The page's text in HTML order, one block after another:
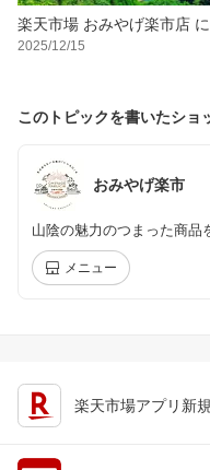
楽天市場 おみやげ楽市店
2025/12/15
このトピックを書いたショ
おみやげ楽市
山陰の魅力のつまった商品
メニュー
楽天市場アプリ新